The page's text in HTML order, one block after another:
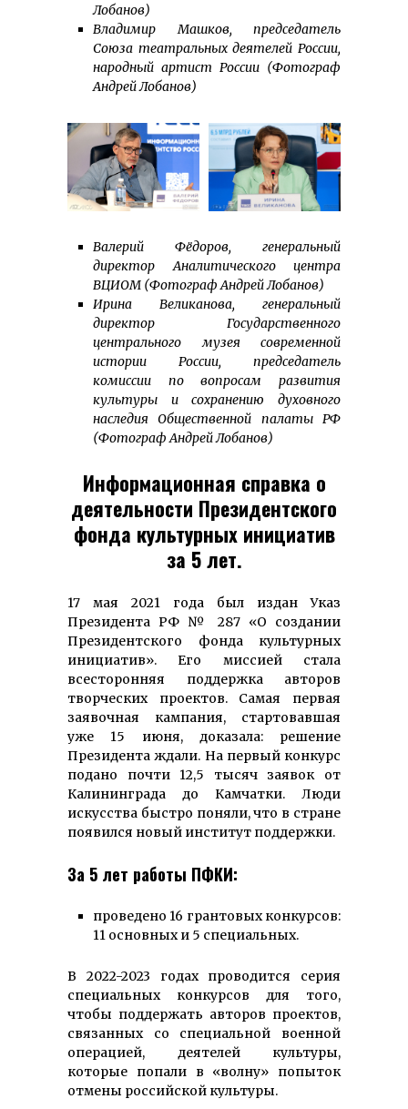
Лобанов)
Владимир Машков, председатель
Союза театральных деятелей России,
народный артист России (Фотограф
Андрей Лобанов)
Валерий Фёдоров, генеральный
директор Аналитического центра
ВЦИОМ (Фотограф Андрей Лобанов)
Ирина Великанова, генеральный
директор Государственного
центрального музея современной
истории России, председатель
комиссии по вопросам развития
культуры и сохранению духовного
наследия Общественной палаты РФ
(Фотограф Андрей Лобанов)
Информационная справка о
деятельности Президентского
фонда культурных инициатив
за 5 лет.
17 мая 2021 года был издан Указ
Президента РФ № 287 «О создании
Президентского фонда культурных
инициатив». Его миссией стала
всесторонняя поддержка авторов
творческих проектов. Самая первая
заявочная кампания, стартовавшая
уже 15 июня, доказала: решение
Президента ждали. На первый конкурс
подано почти 12,5 тысяч заявок от
Калининграда до Камчатки. Люди
искусства быстро поняли, что в стране
появился новый институт поддержки.
За 5 лет работы ПФКИ:
проведено 16 грантовых конкурсов:
11 основных и 5 специальных.
В 2022-2023 годах проводится серия
специальных конкурсов для того,
чтобы поддержать авторов проектов,
связанных со специальной военной
операцией, деятелей культуры,
которые попали в «волну» попыток
отмены российской культуры.